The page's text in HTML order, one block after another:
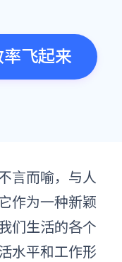
飞起来
言而喻，与人
作为一种新颖
们生活的各个
水平和工作形